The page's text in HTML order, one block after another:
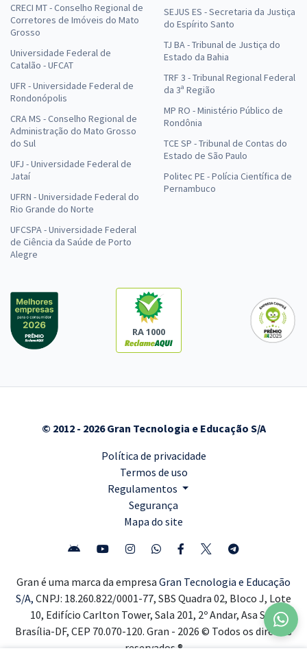
CRECI MT - Conselho Regional de
Corretores de Imóveis do Mato
Grosso
Universidade Federal de
Catalão - UFCAT
UFR - Universidade Federal de
Rondonópolis
CRA MS - Conselho Regional de
Administração do Mato Grosso
do Sul
UFJ - Universidade Federal de
Jataí
UFRN - Universidade Federal do
Rio Grande do Norte
UFCSPA - Universidade Federal
de Ciência da Saúde de Porto
Alegre
SEJUS ES - Secretaria da Justiça
do Espírito Santo
TJ BA - Tribunal de Justiça do
Estado da Bahia
TRF 3 - Tribunal Regional Federal
da 3ª Região
MP RO - Ministério Público de
Rondônia
TCE SP - Tribunal de Contas do
Estado de São Paulo
Politec PE - Polícia Científica de
Pernambuco
RA 1000
© 2012 - 2026 Gran Tecnologia e Educação S/A
Política de privacidade
Termos de uso
Regulamentos
Segurança
Mapa do site
Gran é uma marca da empresa Gran Tecnologia e Educação
S/A, CNPJ: 18.260.822/0001-77, SBS Quadra 02, Bloco J, Lote
10, Edifício Carlton Tower, Sala 201, 2º Andar, Asa Sul,
Brasília-DF, CEP 70.070-120. Gran - 2026 © Todos os direitos
reservados ®